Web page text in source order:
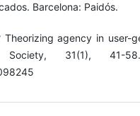
Barcelona: Paidós.
agency in user-
31(1), 41-